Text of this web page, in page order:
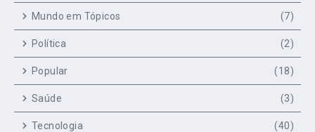
Mundo em Tópicos (7)
Política (2)
Popular (18)
Saúde (3)
Tecnologia (40)